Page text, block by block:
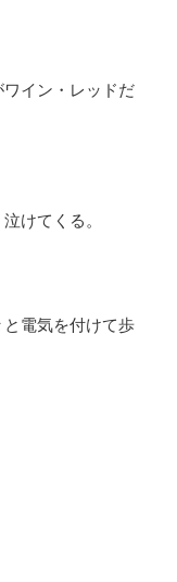
イン・レッドだ
けてくる。
電気を付けて歩